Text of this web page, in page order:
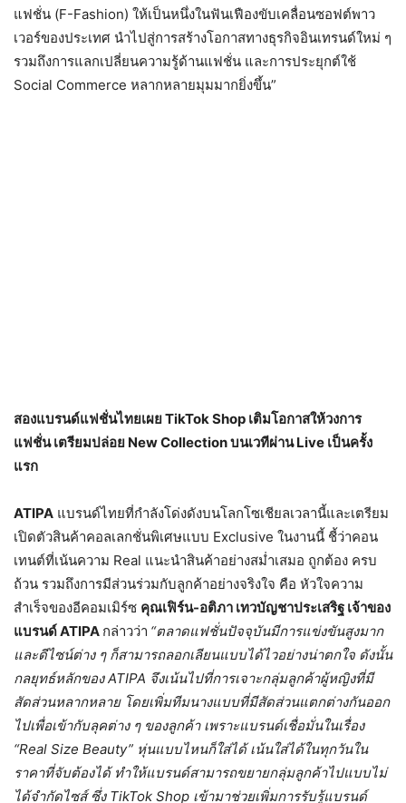
แฟชั่น (F-Fashion) ให้เป็นหนึ่งในฟันเฟืองขับเคลื่อนซอฟต์พาว
เวอร์ของประเทศ นำไปสู่การสร้างโอกาสทางธุรกิจอินเทรนด์ใหม่ ๆ
รวมถึงการแลกเปลี่ยนความรู้ด้านแฟชั่น และการประยุกต์ใช้
Social Commerce หลากหลายมุมมากยิ่งขึ้น”
สองแบรนด์แฟชั่นไทยเผยTikTok Shop เติมโอกาสให้วงการ
แฟชั่น เตรียมปล่อย New Collectionบนเวทีผ่านLive เป็นครั้ง
แรก
ATIPA แบรนด์ไทยที่กำลังโด่งดังบนโลกโซเชียลเวลานี้และเตรียม
เปิดตัวสินค้าคอลเลกชั่นพิเศษแบบ Exclusive ในงานนี้ ชี้ว่าคอน
เทนต์ที่เน้นความ Real แนะนำสินค้าอย่างสม่ำเสมอ ถูกต้อง ครบ
ถ้วน รวมถึงการมีส่วนร่วมกับลูกค้าอย่างจริงใจ คือ หัวใจความ
สำเร็จของอีคอมเมิร์ซ คุณเฟิร์น-อติภา เทวบัญชาประเสริฐ เจ้าของ
แบรนด์ATIPA กล่าวว่า “ตลาดแฟชั่นปัจจุบันมีการแข่งขันสูงมาก
และดีไซน์ต่าง ๆ ก็สามารถลอกเลียนแบบได้ไวอย่างน่าตกใจ ดังนั้น
กลยุทธ์หลักของATIPA จึงเน้นไปที่การเจาะกลุ่มลูกค้าผู้หญิงที่มี
สัดส่วนหลากหลาย โดยเพิ่มทีมนางแบบที่มีสัดส่วนแตกต่างกันออก
ไปเพื่อเข้ากับลุคต่าง ๆ ของลูกค้า เพราะแบรนด์เชื่อมั่นในเรื่อง
“Real Size Beauty” หุ่นแบบไหนก็ใส่ได้ เน้นใส่ได้ในทุกวันใน
ราคาที่จับต้องได้ ทำให้แบรนด์สามารถขยายกลุ่มลูกค้าไปแบบไม่
ได้จำกัดไซส์ ซึ่ง TikTok Shop เข้ามาช่วยเพิ่มการรับรู้แบรนด์